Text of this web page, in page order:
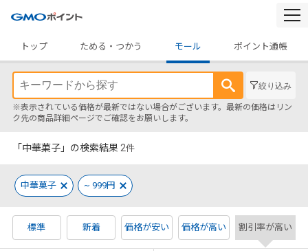
トップ
ためる・つかう モール ポイント通帳
絞り込み
※表示されている価格が最新ではない場合がございます。最新の価格はリン
ク先の商品詳細ページでご確認をお願いします。
「中華菓子」の検索結果 2件
中華菓子 ~ 999円
標準 新着 価格が安い 価格が高い 割引率が高い